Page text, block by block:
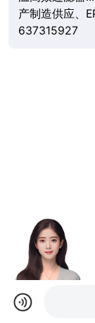
产制造供应、
637315927